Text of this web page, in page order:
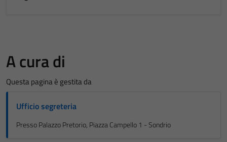
A cura di
Questa pagina è gestita da
Ufficio segreteria
Presso Palazzo Pretorio, Piazza Campello 1 - Sondrio